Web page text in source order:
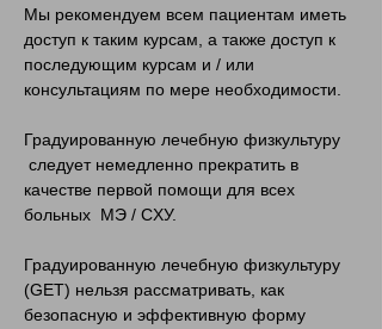
Мы рекомендуем всем пациентам иметь
доступ к таким курсам, а также доступ к
последующим курсам и / или
консультациям по мере необходимости.
Градуированную лечебную физкультуру
следует немедленно прекратить в
качестве первой помощи для всех
больных MЭ / CХУ.
Градуированную лечебную физкультуру
(GET) нельзя рассматривать, как
безопасную и эффективную форму